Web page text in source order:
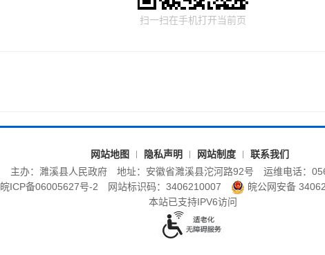
扫一扫在手机打开当前页
网站地图 隐私声明 网站制度
联系我们
主办：濉溪县人民政府
地址：安徽省濉溪县沱河路92号
运维电话：
皖ICP备06005627号-2
网站标识码：3406210007
皖公网安备
本站已支持IPV6访问